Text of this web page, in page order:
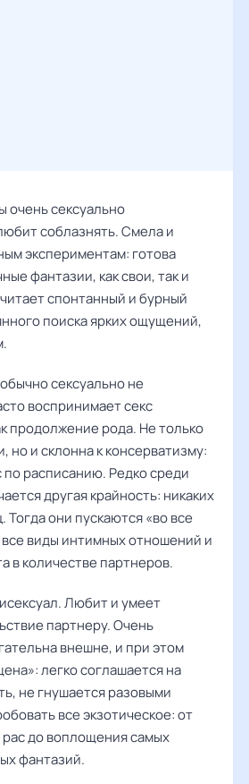
очень сексуально
соблазнять. Смела и
экспериментам: готова
фантазии, как свои, так и
спонтанный и бурный
поиска ярких ощущений,
сексуально не
воспринимает секс
продолжение рода. Не только
но и склонна к консерватизму:
расписанию. Редко среди
другая крайность: никаких
Тогда они пускаются «во все
виды интимных отношений и
в количестве партнеров.
Любит и умеет
партнеру. Очень
внешне, и при этом
легко соглашается на
не гнушается разовыми
все экзотическое: от
до воплощения самых
фантазий.